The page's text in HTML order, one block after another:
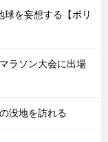
球を妄想する【ボリ
ラソン大会に出場
没地を訪れる